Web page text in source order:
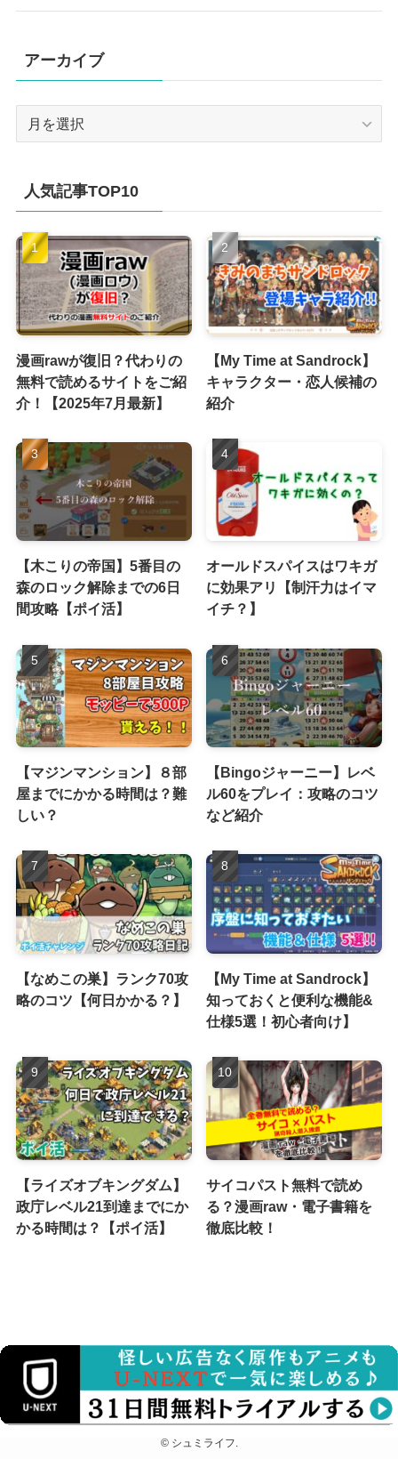
アーカイブ
ブ
人気記事TOP10
漫画rawが復旧？代わりの
無料で読めるサイトをご紹
介！【2025年7月最新】
【My Time at Sandrock】
キャラクター・恋人候補の
紹介
【木こりの帝国】5番目の
森のロック解除までの6日
間攻略【ポイ活】
オールドスパイスはワキガ
に効果アリ【制汗力はイマ
イチ？】
【マジンマンション】８部
屋までにかかる時間は？難
しい？
【Bingoジャーニー】レベ
ル60をプレイ：攻略のコツ
など紹介
【なめこの巣】ランク70攻
略のコツ【何日かかる？】
【My Time at Sandrock】
知っておくと便利な機能&
仕様5選！初心者向け】
【ライズオブキングダム】
政庁レベル21到達までにか
かる時間は？【ポイ活】
サイコパスト無料で読め
る？漫画raw・電子書籍を
徹底比較！
運営者情報 プライバシーポリシー お問い合わせ
©シュミライフ.